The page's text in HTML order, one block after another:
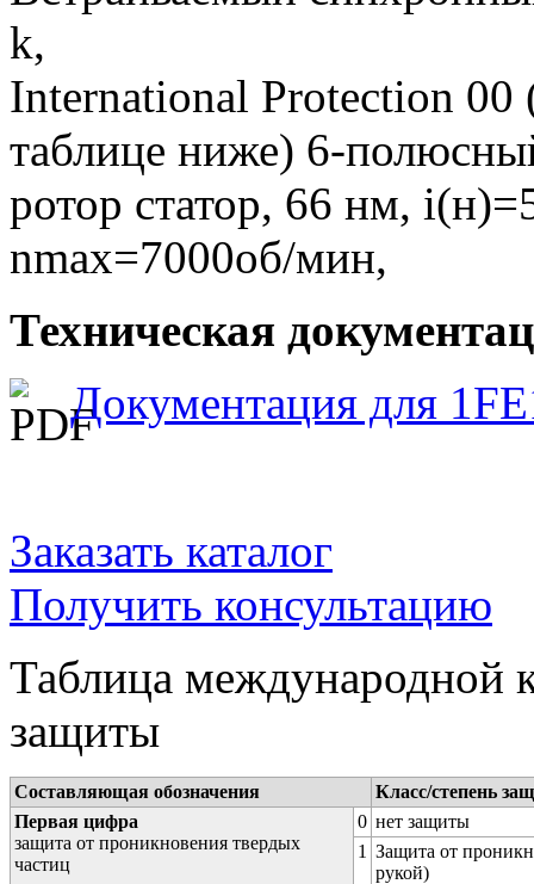
k,
International Protection 00
таблице ниже) 6-
ротор статор, 66 нм,
nmax=7000об/мин,
Техническая
Документация для
Заказать каталог
Получить консультацию
Таблица международной
защиты
Составляющая обозначения
Класс/степень
Первая цифра
защита от проникновения твердых
частиц
0 нет защиты
1 Защита от
рукой)